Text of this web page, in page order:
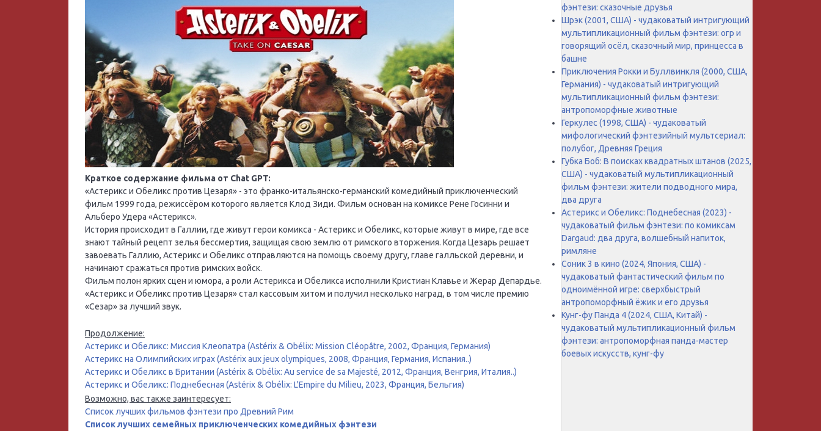
Краткое содержание фильма от Chat GPT:
«Астерикс и Обеликс против Цезаря» - это франко-итальянско-германский комедийный приключенческий
фильм 1999 года, режиссёром которого является Клод Зиди. Фильм основан на комиксе Рене Госинни и
Альберо Удера «Астерикс».
История происходит в Галлии, где живут герои комикса - Астерикс и Обеликс, которые живут в мире, где все
знают тайный рецепт зелья бессмертия, защищая свою землю от римского вторжения. Когда Цезарь решает
завоевать Галлию, Астерикс и Обеликс отправляются на помощь своему другу, главе галльской деревни, и
начинают сражаться против римских войск.
Фильм полон ярких сцен и юмора, а роли Астерикса и Обеликса исполнили Кристиан Клавье и Жерар Депардье.
«Астерикс и Обеликс против Цезаря» стал кассовым хитом и получил несколько наград, в том числе премию
«Сезар» за лучший звук.
Продолжение:
Астерикс и Обеликс: Миссия Клеопатра (Astérix & Obélix: Mission Cléopâtre, 2002, Франция, Германия)
Астерикс на Олимпийских играх (Astérix aux jeux olympiques, 2008, Франция, Германия, Испания..)
Астерикс и Обеликс в Британии (Astérix & Obélix: Au service de sa Majesté, 2012, Франция, Венгрия, Италия..)
Астерикс и Обеликс: Поднебесная (Astérix & Obélix: L'Empire du Milieu, 2023, Франция, Бельгия)
Возможно, вас также заинтересует:
Список лучших фильмов фэнтези про Древний Рим
Список лучших семейных приключенческих комедийных фэнтези
фэнтези: сказочные друзья
Шрэк (2001, США) - чудаковатый интригующий
мультипликационный фильм фэнтези: огр и
говорящий осёл, сказочный мир, принцесса в
башне
Приключения Рокки и Буллвинкля (2000, США,
Германия) - чудаковатый интригующий
мультипликационный фильм фэнтези:
антропоморфные животные
Геркулес (1998, США) - чудаковатый
мифологический фэнтезийный мультсериал:
полубог, Древняя Греция
Губка Боб: В поисках квадратных штанов (2025,
США) - чудаковатый мультипликационный
фильм фэнтези: жители подводного мира,
два друга
Астерикс и Обеликс: Поднебесная (2023) -
чудаковатый фильм фэнтези: по комиксам
Dargaud: два друга, волшебный напиток,
римляне
Соник 3 в кино (2024, Япония, США) -
чудаковатый фантастический фильм по
одноимённой игре: сверхбыстрый
антропоморфный ёжик и его друзья
Кунг-фу Панда 4 (2024, США, Китай) -
чудаковатый мультипликационный фильм
фэнтези: антропоморфная панда-мастер
боевых искусств, кунг-фу